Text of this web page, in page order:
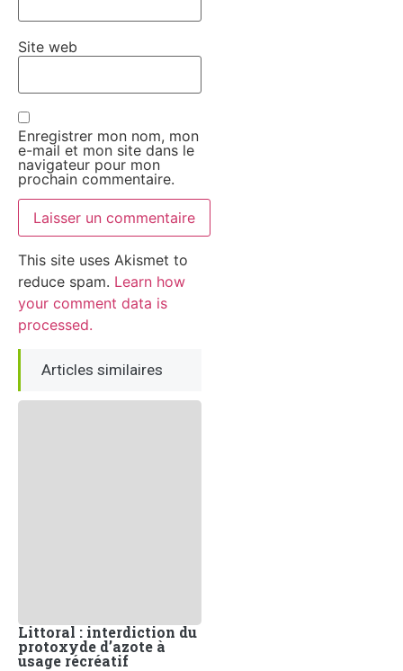
Site web
Enregistrer mon nom, mon
e-mail et mon site dans le
navigateur pour mon
prochain commentaire.
This site uses Akismet to
reduce spam. Learn how
your comment data is
processed.
Articles similaires
Littoral : interdiction du
protoxyde d’azote à
usage récréatif